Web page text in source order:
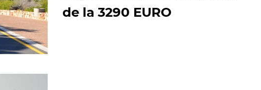
de la 3290 EURO